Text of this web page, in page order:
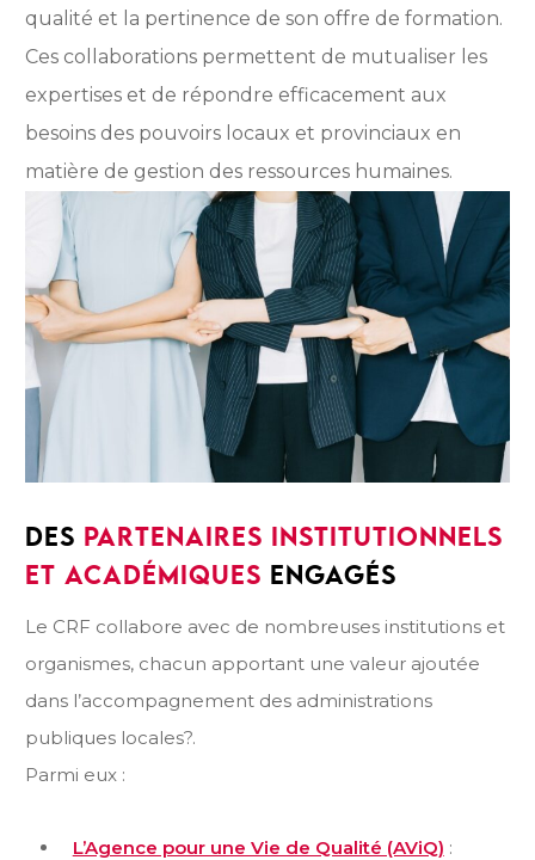
qualité et la pertinence de son offre de formation.
Ces collaborations permettent de mutualiser les
expertises et de répondre efficacement aux
besoins des pouvoirs locaux et provinciaux en
matière de gestion des ressources humaines.
DES PARTENAIRES INSTITUTIONNELS
ET ACADÉMIQUES ENGAGÉS
Le CRF collabore avec de nombreuses institutions et
organismes, chacun apportant une valeur ajoutée
dans l’accompagnement des administrations
publiques locales?.
Parmi eux :
L’Agence pour une Vie de Qualité (AViQ) :